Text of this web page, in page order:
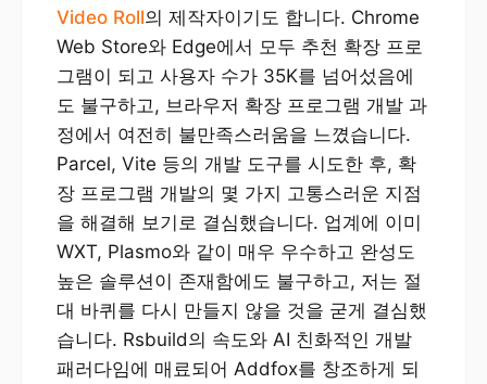
Video Roll의 제작자이기도 합니다. Chrome
Web Store와 Edge에서 모두 추천 확장 프로
그램이 되고 사용자 수가 35K를 넘어섰음에
도 불구하고, 브라우저 확장 프로그램 개발 과
정에서 여전히 불만족스러움을 느꼈습니다.
Parcel, Vite 등의 개발 도구를 시도한 후, 확
장 프로그램 개발의 몇 가지 고통스러운 지점
을 해결해 보기로 결심했습니다. 업계에 이미
WXT, Plasmo와 같이 매우 우수하고 완성도
높은 솔루션이 존재함에도 불구하고, 저는 절
대 바퀴를 다시 만들지 않을 것을 굳게 결심했
습니다. Rsbuild의 속도와 AI 친화적인 개발
패러다임에 매료되어 Addfox를 창조하게 되